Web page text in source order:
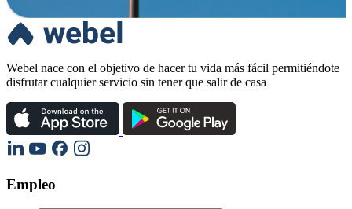
Webel nace con el objetivo de hacer tu vida más fácil permitiéndote
disfrutar cualquier servicio sin tener que salir de casa
Empleo